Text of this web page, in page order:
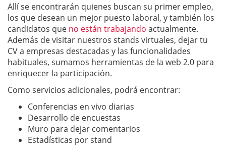
Allí se encontrarán quienes buscan su primer empleo,
los que desean un mejor puesto laboral, y también los
candidatos que no están trabajando actualmente.
Además de visitar nuestros stands virtuales, dejar tu
CV a empresas destacadas y las funcionalidades
habituales, sumamos herramientas de la web 2.0 para
enriquecer la participación.
Como servicios adicionales, podrá encontrar:
Conferencias en vivo diarias
Desarrollo de encuestas
Muro para dejar comentarios
Estadísticas por stand